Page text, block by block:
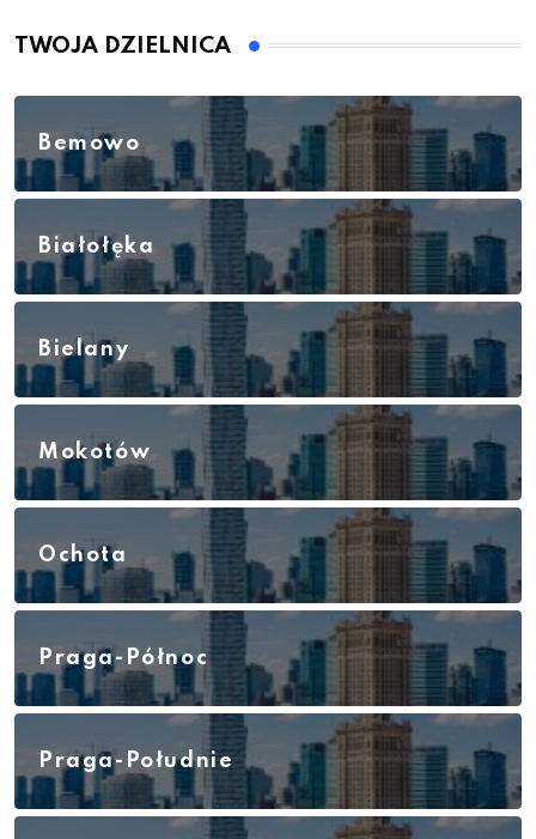
TWOJA DZIELNICA
Bemowo
Białołęka
Bielany
Mokotów
Ochota
Praga-Północ
Praga-Południe